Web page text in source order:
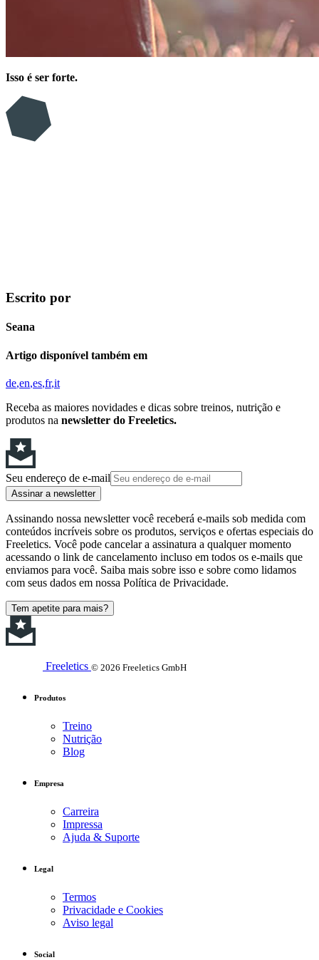
Isso é ser forte.
Escrito por
Seana
Artigo disponível também em
de en es fr it
Receba as maiores novidades e dicas sobre treinos, nutrição e
produtos na newsletter do Freeletics.
Seu endereço de e-mail
Assinar a newsletter
Assinando nossa newsletter você receberá e-mails sob medida com
conteúdos incríveis sobre os produtos, serviços e ofertas especiais do
Freeletics. Você pode cancelar a assinatura a qualquer momento
acessando o link de cancelamento incluso em todos os e-mails que
enviamos para você. Saiba mais sobre isso e sobre como lidamos
com seus dados em nossa Política de Privacidade.
Tem apetite para mais?
Freeletics © 2026 Freeletics GmbH
Produtos
Treino
Nutrição
Blog
Empresa
Carreira
Impressa
Ajuda & Suporte
Legal
Termos
Privacidade e Cookies
Aviso legal
Social